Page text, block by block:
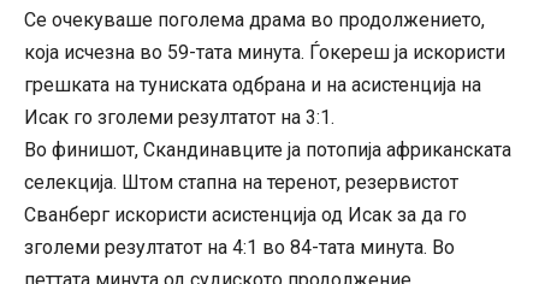
Се очекуваше поголема драма во продолжението,
која исчезна во 59-тата минута. Ѓокереш ја искористи
грешката на туниската одбрана и на асистенција на
Исак го зголеми резултатот на 3:1.
Во финишот, Скандинавците ја потопија африканската
селекција. Штом стапна на теренот, резервистот
Сванберг искористи асистенција од Исак за да го
зголеми резултатот на 4:1 во 84-тата минута. Во